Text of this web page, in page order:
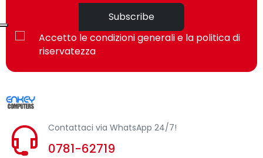
Subscribe
Accetto le condizioni generali e la politica di
riservatezza
Contattaci via WhatsApp 24/7!
0781-62719